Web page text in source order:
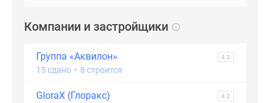
Компании и застройщики
Группа «Аквилон» 4.2
15 сдано • 8 строится
GloraX (Глоракс) 4.2